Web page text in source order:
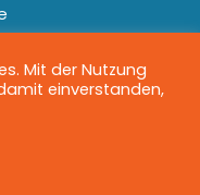
Mit der Nutzung
einverstanden,